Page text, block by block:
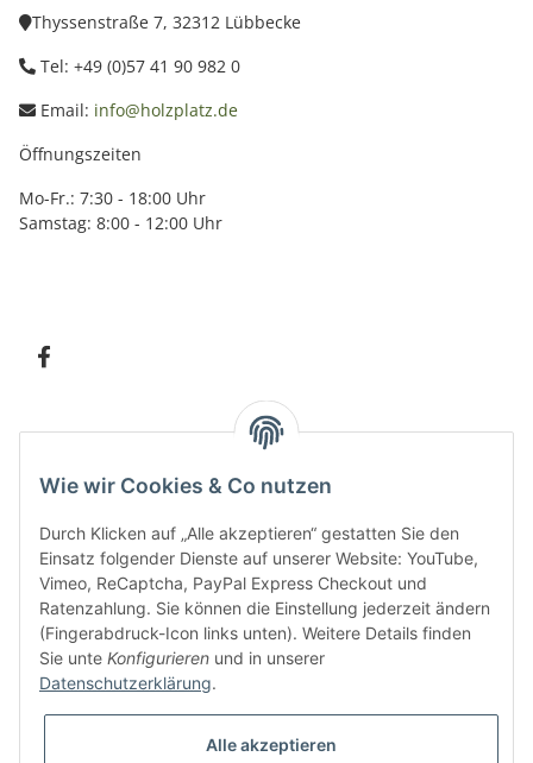
Thyssenstraße 7, 32312 Lübbecke
Tel: +49 (0)57 41 90 982 0
Email: info@holzplatz.de
Öffnungszeiten
Mo-Fr.: 7:30 - 18:00 Uhr
Samstag: 8:00 - 12:00 Uhr
Bitte senden Sie mir entsprechend IhrerDatenschutzerklärungregelmäßig und
jederzeit widerruflich Informationen zu Ihrem Produktsortiment per E-Mail zu.
Wie wir Cookies & Co nutzen
Durch Klicken auf „Alle akzeptieren“ gestatten Sie den
Einsatz folgender Dienste auf unserer Website: YouTube,
Vimeo, ReCaptcha, PayPal Express Checkout und
Ratenzahlung. Sie können die Einstellung jederzeit ändern
(Fingerabdruck-Icon links unten). Weitere Details finden
Sie unte Konfigurieren und in unserer
Datenschutzerklärung.
Alle akzeptieren